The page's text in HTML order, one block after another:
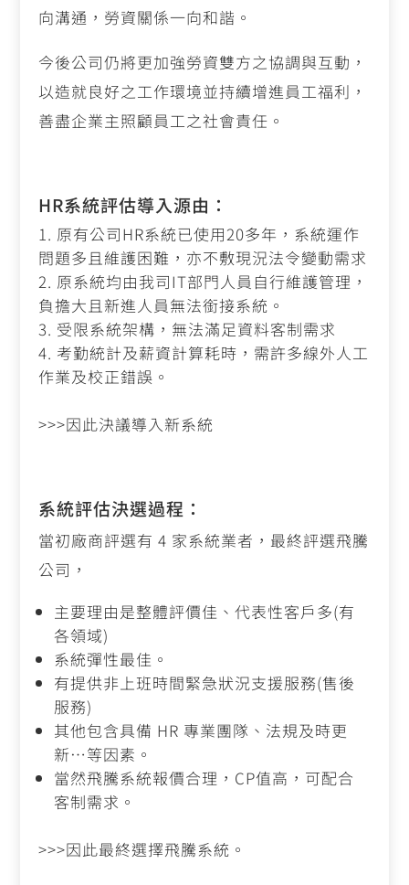
向溝通，勞資關係一向和諧。
今後公司仍將更加強勞資雙方之協調與互動，
以造就良好之工作環境並持續增進員工福利，
善盡企業主照顧員工之社會責任。
HR系統評估導入源由：
原有公司HR系統已使用20多年，系統運作
問題多且維護困難，亦不敷現況法令變動需求
原系統均由我司IT部門人員自行維護管理，
負擔大且新進人員無法銜接系統。
受限系統架構，無法滿足資料客制需求
考勤統計及薪資計算耗時，需許多線外人工
作業及校正錯誤。
>>>因此決議導入新系統
系統評估決選過程：
當初廠商評選有 4 家系統業者，最終評選飛騰
公司，
主要理由是整體評價佳、代表性客戶多(有
各領域)
系統彈性最佳。
有提供非上班時間緊急狀況支援服務(售後
服務)
其他包含具備 HR 專業團隊、法規及時更
新…等因素。
當然飛騰系統報價合理，CP值高，可配合
客制需求。
>>>因此最終選擇飛騰系統。